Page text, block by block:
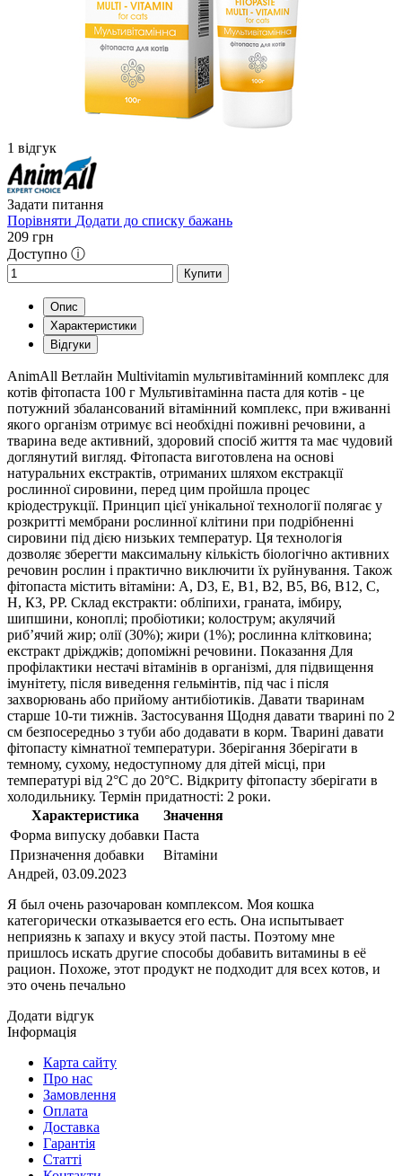
1 відгук
Задати питання
Порівняти Додати до списку бажань
209 грн
Доступно ⓘ
Купити
Опис
Характеристики
Відгуки
AnimAll Ветлайн Multivitamin мультивітамінний комплекс для
котів фітопаста 100 г Мультивітамінна паста для котів - це
потужний збалансований вітамінний комплекс, при вживанні
якого організм отримує всі необхідні поживні речовини, а
тварина веде активний, здоровий спосіб життя та має чудовий
доглянутий вигляд. Фітопаста виготовлена на основі
натуральних екстрактів, отриманих шляхом екстракції
рослинної сировини, перед цим пройшла процес
кріодеструкції. Принцип цієї унікальної технології полягає у
розкритті мембрани рослинної клітини при подрібненні
сировини під дією низьких температур. Ця технологія
дозволяє зберегти максимальну кількість біологічно активних
речовин рослин і практично виключити їх руйнування. Також
фітопаста містить вітаміни: А, D3, Е, В1, В2, В5, В6, В12, С,
Н, К3, РР. Склад екстракти: обліпихи, граната, імбиру,
шипшини, коноплі; пробіотики; колострум; акулячий
риб’ячий жир; олії (30%); жири (1%); рослинна клітковина;
екстракт дріжджів; допоміжні речовини. Показання Для
профілактики нестачі вітамінів в організмі, для підвищення
імунітету, після виведення гельмінтів, під час і після
захворювань або прийому антибіотиків. Давати тваринам
старше 10-ти тижнів. Застосування Щодня давати тварині по 2
см безпосередньо з туби або додавати в корм. Тварині давати
фітопасту кімнатної температури. Зберігання Зберігати в
темному, сухому, недоступному для дітей місці, при
температурі від 2°С до 20°С. Відкриту фітопасту зберігати в
холодильнику. Термін придатності: 2 роки.
Характеристика
Значення
Форма випуску добавки Паста
Призначення добавки
Вітаміни
Андрей, 03.09.2023
Я был очень разочарован комплексом. Моя кошка
категорически отказывается его есть. Она испытывает
неприязнь к запаху и вкусу этой пасты. Поэтому мне
пришлось искать другие способы добавить витамины в её
рацион. Похоже, этот продукт не подходит для всех котов, и
это очень печально
Додати відгук
Інформація
Карта сайту
Про нас
Замовлення
Оплата
Доставка
Гарантія
Статті